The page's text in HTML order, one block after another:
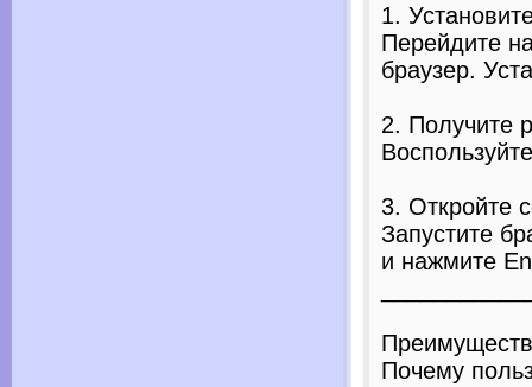
1.
Перейдите
браузер.
2. Получите
3. Откройте
Запустите
и нажмите
Почему